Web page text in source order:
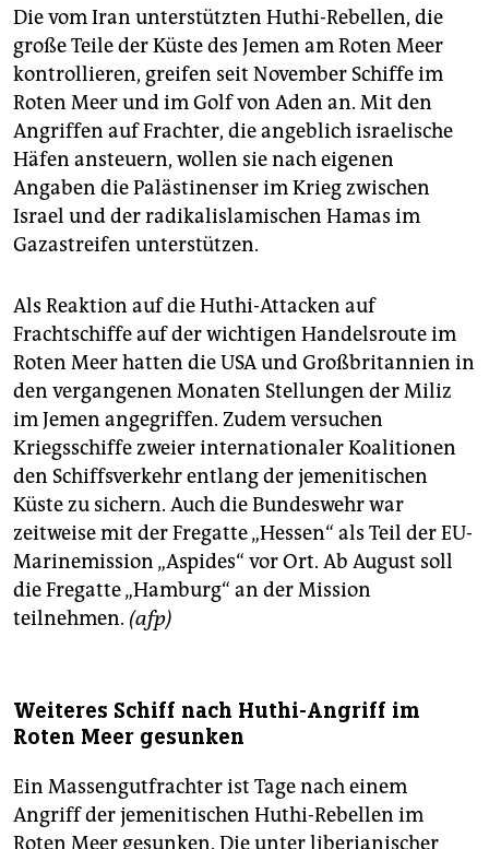
Die vom Iran unterstützten Huthi-Rebellen, die
große Teile der Küste des Jemen am Roten Meer
kontrollieren, greifen seit November Schiffe im
Roten Meer und im Golf von Aden an. Mit den
Angriffen auf Frachter, die angeblich israelische
Häfen ansteuern, wollen sie nach eigenen
Angaben die Palästinenser im Krieg zwischen
Israel und der radikalislamischen Hamas im
Gazastreifen unterstützen.
Als Reaktion auf die Huthi-Attacken auf
Frachtschiffe auf der wichtigen Handelsroute im
Roten Meer hatten die USA und Großbritannien in
den vergangenen Monaten Stellungen der Miliz
im Jemen angegriffen. Zudem versuchen
Kriegsschiffe zweier internationaler Koalitionen
den Schiffsverkehr entlang der jemenitischen
Küste zu sichern. Auch die Bundeswehr war
zeitweise mit der Fregatte „Hessen“ als Teil der EU-
Marinemission „Aspides“ vor Ort. Ab August soll
die Fregatte „Hamburg“ an der Mission
teilnehmen. (afp)
Weiteres Schiff nach Huthi-Angriff im
Roten Meer gesunken
Ein Massengutfrachter ist Tage nach einem
Angriff der jemenitischen Huthi-Rebellen im
Roten Meer gesunken. Die unter liberianischer